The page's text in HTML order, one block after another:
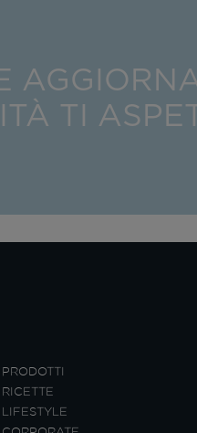
TI
PRODOTTI
RICETTE
LIFESTYLE